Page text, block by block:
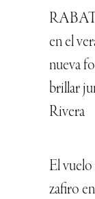
en el
nueva
brillar
Rivera
El
zafiro